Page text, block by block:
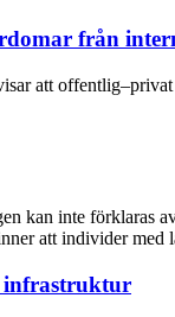
från
att
kan inte
att individer
infrastruktur